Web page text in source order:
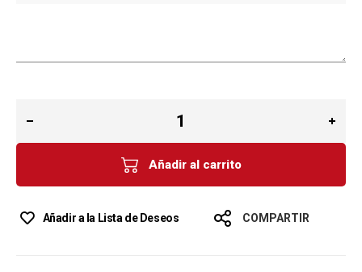
Añadir al carrito
Añadir a la Lista de Deseos COMPARTIR